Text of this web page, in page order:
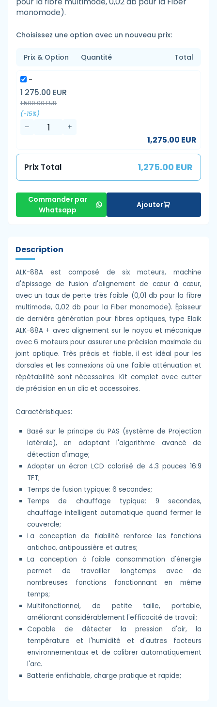
monomode).
Choisissez une option avec un nouveau prix:
Prix & Option Quantité Total
-
1 275.00 EUR
1 500.00 EUR
(-15%)
1,275.00 EUR
Prix Total 1,275.00 EUR
Commander par
Whatsapp
Ajouter
Description
ALK-88A est composé de six moteurs, machine
d'épissage de fusion d'alignement de cœur à cœur,
avec un taux de perte très faible (0,01 db pour la fibre
multimode, 0,02 db pour la Fiber monomode). Épisseur
de dernière génération pour fibres optiques, type Eloik
ALK-88A + avec alignement sur le noyau et mécanique
avec 6 moteurs pour assurer une précision maximale du
joint optique. Très précis et fiable, il est idéal pour les
dorsales et les connexions où une faible atténuation et
répétabilité sont nécessaires. Kit complet avec cutter
de précision en un clic et accessoires.
Caractéristiques:
Basé sur le principe du PAS (système de Projection
latérale), en adoptant l'algorithme avancé de
détection d'image;
Adopter un écran LCD colorisé de 4.3 pouces 16:9
TFT;
Temps de fusion typique: 6 secondes;
Temps de chauffage typique: 9 secondes,
chauffage intelligent automatique quand fermer le
couvercle;
La conception de fiabilité renforce les fonctions
antichoc, antipoussière et autres;
La conception à faible consommation d'énergie
permet de travailler longtemps avec de
nombreuses fonctions fonctionnant en même
temps;
Multifonctionnel, de petite taille, portable,
améliorant considérablement l'efficacité de travail;
Capable de détecter la pression d'air, la
température et l'humidité et d'autres facteurs
environnementaux et de calibrer automatiquement
l'arc.
Batterie enfichable, charge pratique et rapide;